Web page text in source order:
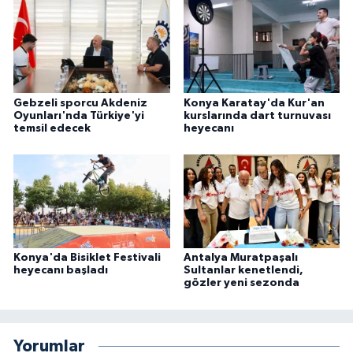
Gebzeli sporcu Akdeniz
Oyunları'nda Türkiye'yi
temsil edecek
Konya Karatay'da Kur'an
kurslarında dart turnuvası
heyecanı
Konya'da Bisiklet Festivali
heyecanı başladı
Antalya Muratpaşalı
Sultanlar kenetlendi,
gözler yeni sezonda
Yorumlar